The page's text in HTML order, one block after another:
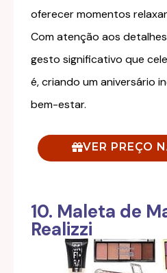
oferecer momentos
Com atenção aos
gesto significativo que
é, criando um aniversário
bem-estar.
VER PREÇO
10. Maleta de
Realizzi